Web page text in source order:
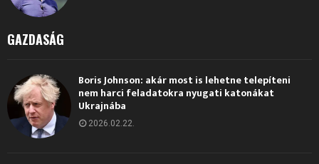
GAZDASÁG
Boris Johnson: akár most is lehetne telepíteni
nem harci feladatokra nyugati katonákat
Ukrajnába
2026.02.22.